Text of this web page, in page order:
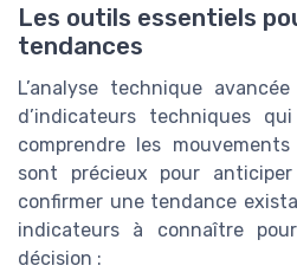
Les outils essentiels
tendances
L’analyse technique
d’indicateurs techniques
comprendre les
sont précieux pour
confirmer une tendance
indicateurs à connaître
décision :